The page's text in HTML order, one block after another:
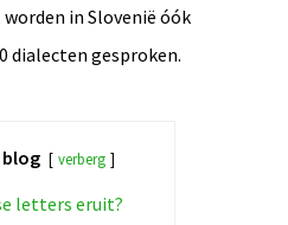
in Slovenië óók
dialecten gesproken.
blog verberg
letters eruit?